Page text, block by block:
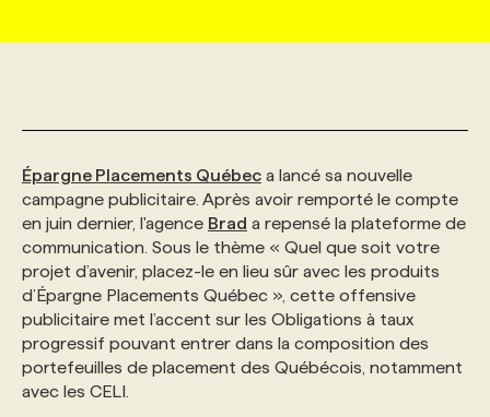
AFFAIRES DE L'INDUSTRIE
INITIATIVES NUMÉRIQUES
PRIX ET DISTINCTIONS
TENDANCES
WEB & MÉDIAS SOCIAUX
MARKETING DURABLE
GEO/SEO
NOS AUTEUR‧RICES
INFOLETTRE PUBLICITÉ
ANNONCEZ AVEC NOUS
CONSULTER LA CVTHÈQUE
PROFIL ENTREPRISE
FAQ
ANNONCEZ AVEC NOUS
VOIR LES OFFRES
PROFIL CANDIDAT
FAQ
ANNONCEZ AVEC NOUS
NOS FORMATIONS EN LIGNE
NOS PARCOURS DE FORMATIONS
FORMATIONS PERSONNALISÉES
NOS FORMATEUR‧RICES
POURQUOI CHOISIR NOS FORMATIONS
CHASSE DE TÊTE
SERVICE DE CHASSE DE TÊTE
NOS TARIFS
NOS EXPERTISES
FAQ
Épargne Placements Québec a lancé sa nouvelle
campagne publicitaire. Après avoir remporté le compte
en juin dernier, l'agence Brad a repensé la plateforme de
communication. Sous le thème « Quel que soit votre
projet d’avenir, placez-le en lieu sûr avec les produits
d’Épargne Placements Québec », cette offensive
publicitaire met l’accent sur les Obligations à taux
progressif pouvant entrer dans la composition des
portefeuilles de placement des Québécois, notamment
avec les CELI.